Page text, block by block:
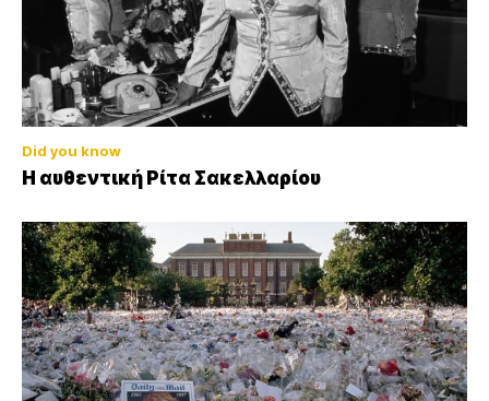
Did you know
Η αυθεντική Ρίτα Σακελλαρίου